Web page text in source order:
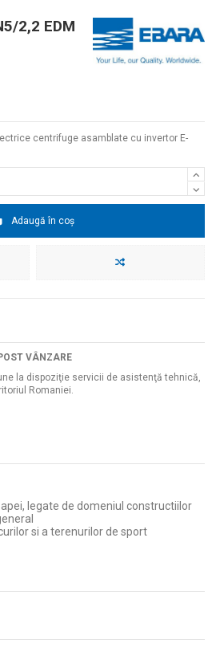
2,2 EDM
centrifuge asamblate cu invertor E-
Adaugă în coș
VÂNZARE
la dispoziţie servicii de asistenţă tehnică,
Romaniei.
legate de domeniul constructiilor
si a terenurilor de sport